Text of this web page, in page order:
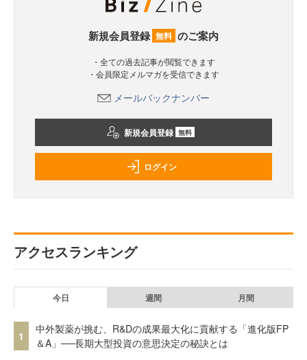
新規会員登録 無料 のご案内
・全ての過去記事が閲覧できます
・会員限定メルマガを受信できます
メールバックナンバー
新規会員登録 無料
ログイン
アクセスランキング
今日 週間 月間
1
中外製薬が挑む、R&Dの成果最大化に貢献する「進化版FP
＆A」──長期大型投資の意思決定の秘訣とは